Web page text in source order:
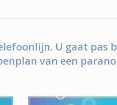
U gaat pas
van een